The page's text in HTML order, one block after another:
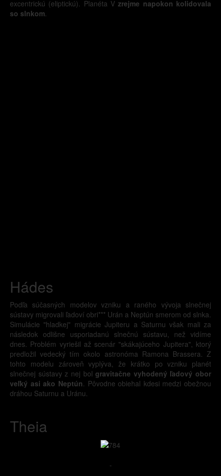
excentrickú (eliptickú). Planéta Vzrejme napokon kolidovala
so slnkom
Hádes
Podľa súčasných modelov vzniku a raného vývoja slnečnej
sústavy migrovali ľadoví obri*** Urán a Neptún smerom od slnka.
Simulácie "hladkej" migrácie Jupiteru a Saturnu však mali za
následok odlišne usporiadanú slnečnú sústavu, než vidíme
dnes. Problém vyriešil až scenár "skákajúceho Jupitera", ktorý
predložil vedecký tím okolo astronóma Ramona Brassera. Z
tohto modelu zároveň vyplýva, že krátko po vzniku planét
slnečnej sústavy z nej bolgravitačne vyhodený ľadový obor
veľký asi ako Neptún . Pôvodne obiehal kdesi medzi obežnou
dráhou Saturnu a Uránu.
Theia
-